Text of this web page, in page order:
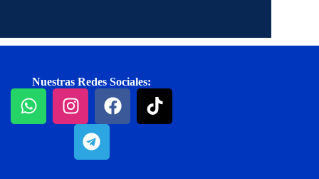
Nuestras Redes Sociales: